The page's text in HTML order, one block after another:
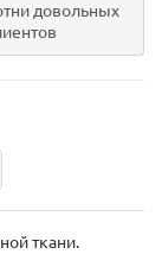
довольных
ткани.